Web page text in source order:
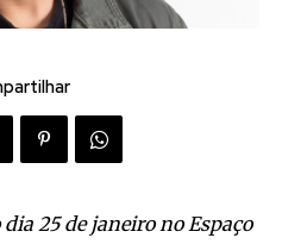
25 de janeiro no Espaço